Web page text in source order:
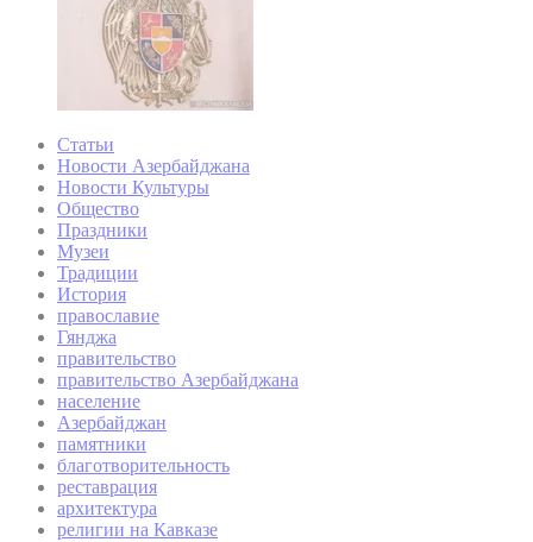
Статьи
Новости Азербайджана
Новости Культуры
Общество
Праздники
Музеи
Традиции
История
православие
Гянджа
правительство
правительство Азербайджана
население
Азербайджан
памятники
благотворительность
реставрация
архитектура
религии на Кавказе